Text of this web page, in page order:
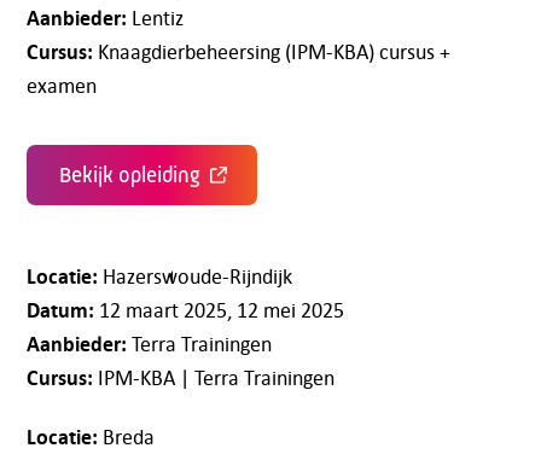
Aanbieder: Lentiz
Cursus: Knaagdierbeheersing (IPM-KBA) cursus +
examen
Bekijk opleiding
Locatie: Hazerswoude-Rijndijk
Datum: 12 maart 2025, 12 mei 2025
Aanbieder: Terra Trainingen
Cursus: IPM-KBA | Terra Trainingen
Locatie: Breda